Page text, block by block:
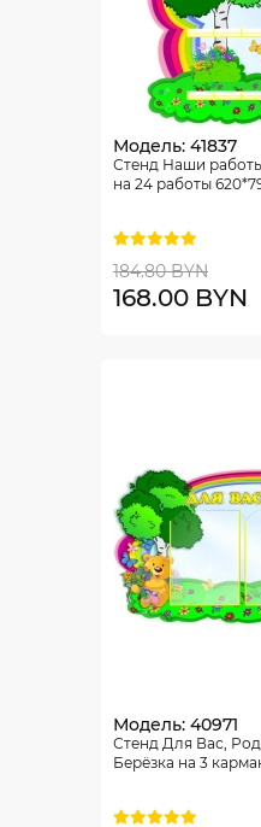
Модель: 41837
Стенд Наши
на 24 работы
184.80 BYN
168.00 BYN
Модель: 40971
Стенд Для Вас,
Берёзка на 3